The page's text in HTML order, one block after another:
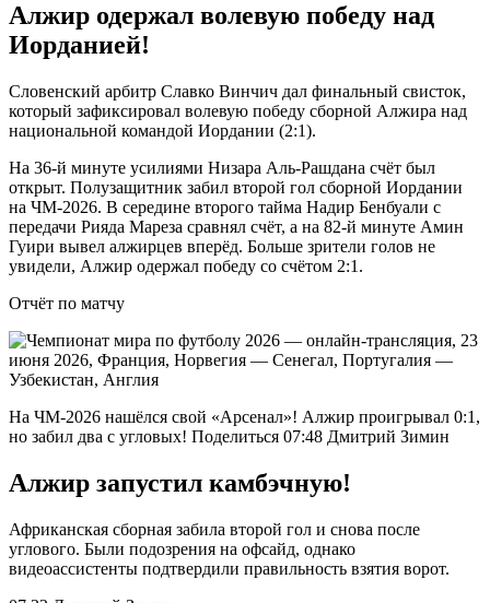
Алжир одержал волевую победу над
Иорданией!
Словенский арбитр Славко Винчич дал финальный свисток,
который зафиксировал волевую победу сборной Алжира над
национальной командой Иордании (2:1).
На 36-й минуте усилиями Низара Аль-Рашдана счёт был
открыт. Полузащитник забил второй гол сборной Иордании
на ЧМ-2026. В середине второго тайма Надир Бенбуали с
передачи Рияда Мареза сравнял счёт, а на 82-й минуте Амин
Гуири вывел алжирцев вперёд. Больше зрители голов не
увидели, Алжир одержал победу со счётом 2:1.
Отчёт по матчу
На ЧМ-2026 нашёлся свой «Арсенал»! Алжир проигрывал 0:1,
но забил два с угловых! Поделиться 07:48 Дмитрий Зимин
Алжир запустил камбэчную!
Африканская сборная забила второй гол и снова после
углового. Были подозрения на офсайд, однако
видеоассистенты подтвердили правильность взятия ворот.